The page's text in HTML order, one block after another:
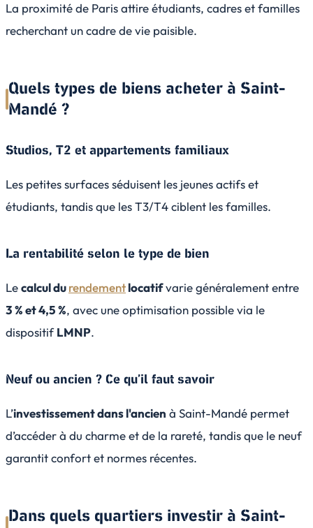
La proximité de Paris attire étudiants, cadres et familles
recherchant un cadre de vie paisible.
Quels types de biens acheter à Saint-
Mandé ?
Studios, T2 et appartements familiaux
Les petites surfaces séduisent les jeunes actifs et
étudiants, tandis que les T3/T4 ciblent les familles.
La rentabilité selon le type de bien
Lecalcul durendementlocatifvarie généralement entre
3 % et 4,5 %, avec une optimisation possible via le
dispositifLMNP.
Neuf ou ancien ? Ce qu’il faut savoir
L’investissement dans l'ancien à Saint-Mandé permet
d’accéder à du charme et de la rareté, tandis que le neuf
garantit confort et normes récentes.
Dans quels quartiers investir à Saint-